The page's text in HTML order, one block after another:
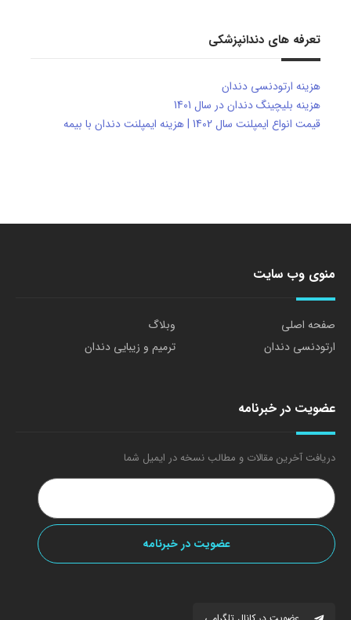
تعرفه های دندانپزشکی
هزینه ارتودنسی دندان
هزینه بلیچینگ دندان در سال 1401
قیمت انواع ایمپلنت سال 1402 | هزینه ایمپلنت دندان با بیمه
منوی وب سایت
صفحه اصلی
وبلاگ
ارتودنسی دندان
ترمیم و زیبایی دندان
عضویت در خبرنامه
دریافت آخرین مقالات و مطالب نسخه در ایمیل شما